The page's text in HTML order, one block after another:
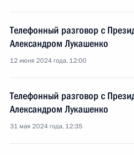
Телефонный разговор с
Александром Лукашенко
12 июня 2024 года, 12:00
Телефонный разговор с
Александром Лукашенко
31 мая 2024 года, 12:35